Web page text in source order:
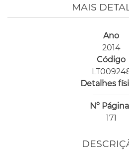
MAIS
Ano
2014
Código
Detalhes
Nº
171